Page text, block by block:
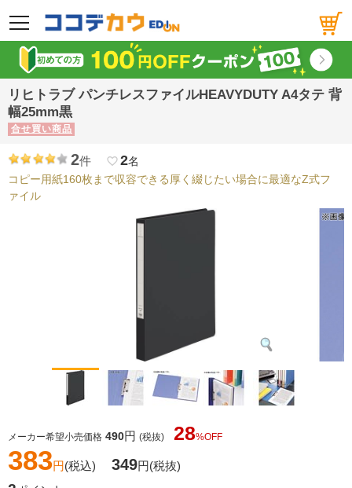
メニュー
リヒトラブ パンチレスファイルHEAVYDUTY A4タテ 背
幅25mm黒
合せ買い商品
2件 favorite_border2名
コピー用紙160枚まで収容できる厚く綴じたい場合に最適なZ式フ
ァイル
メーカー希望小売価格 490円 (税抜) 28%OFF
383円(税込) 349円(税抜)